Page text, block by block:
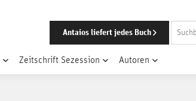
Antaios liefert jedes Buch
Zeitschrift Sezession Autoren